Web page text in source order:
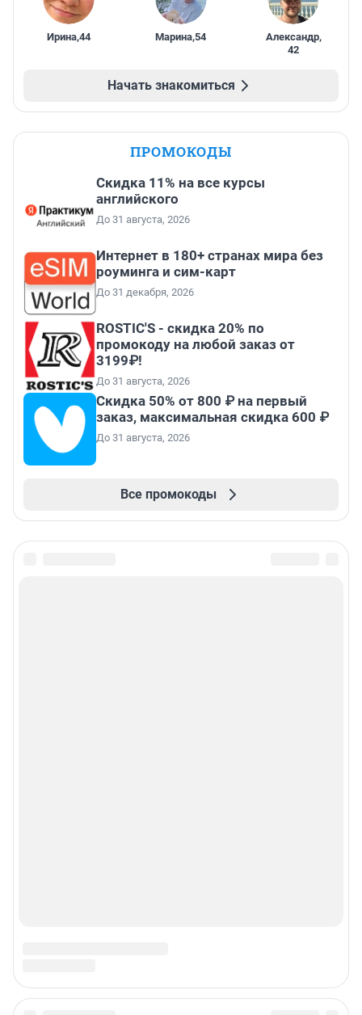
Ирина,44 Марина,54 Александр,
42
Начать знакомиться
ПРОМОКОДЫ
Скидка 11% на все курсы
английского
До 31 августа, 2026
Интернет в 180+ странах мира без
роуминга и сим-карт
До 31 декабря, 2026
ROSTIC'S - скидка 20% по
промокоду на любой заказ от
3199₽!
До 31 августа, 2026
Скидка 50% от 800 ₽ на первый
заказ, максимальная скидка 600 ₽
До 31 августа, 2026
Все промокоды